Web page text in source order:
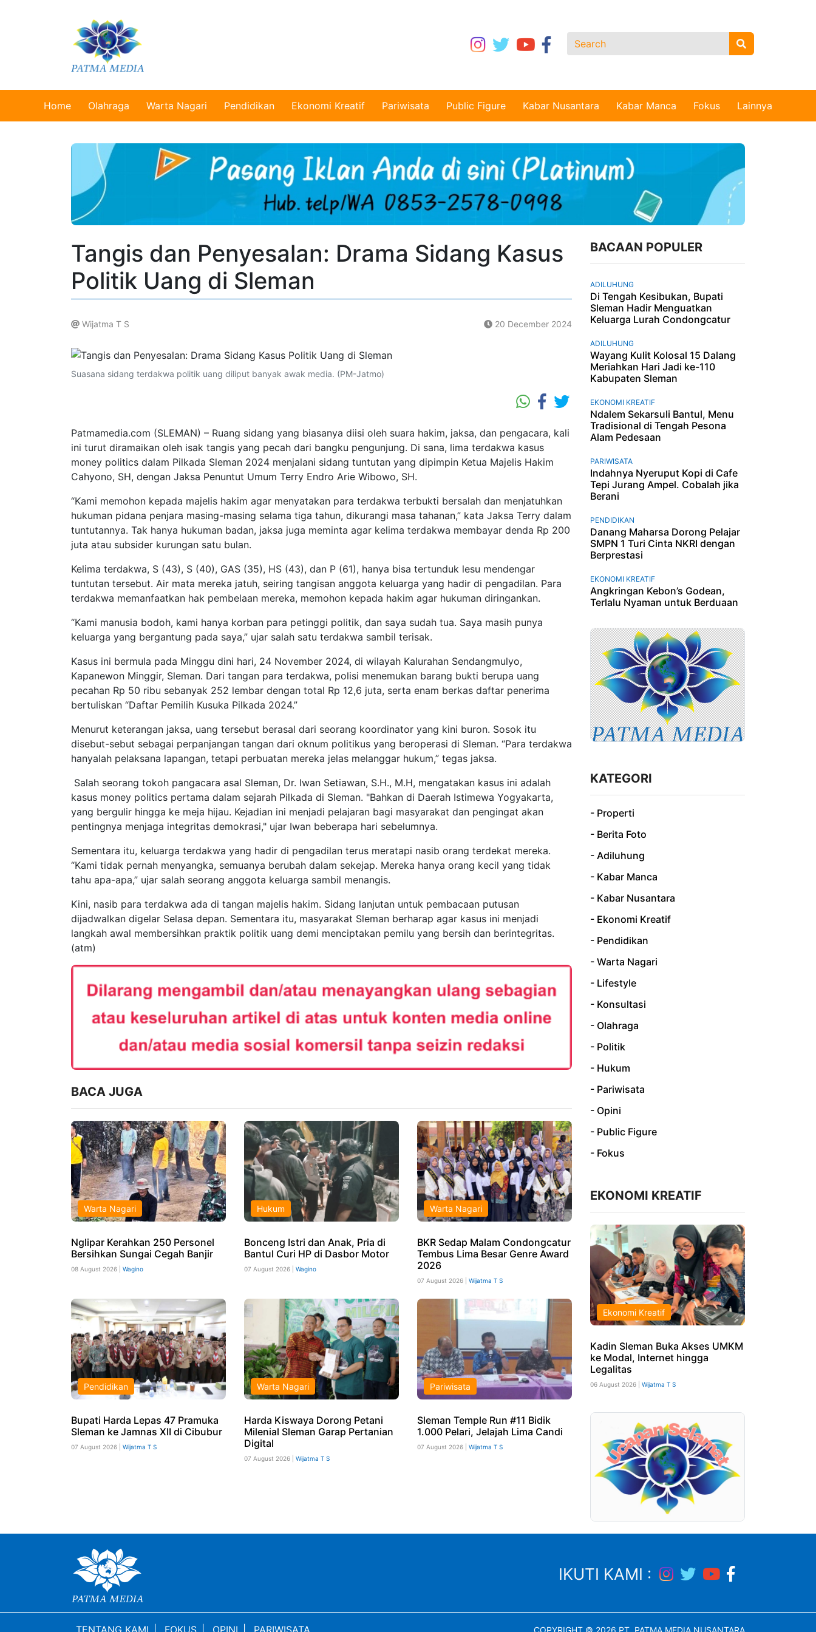
Home Olahraga Warta Nagari Pendidikan Ekonomi Kreatif Pariwisata Public Figure Kabar Nusantara Kabar Manca Fokus Lainnya
Tangis dan Penyesalan: Drama Sidang Kasus
Politik Uang di Sleman
Wijatma T S 20 December 2024
Suasana sidang terdakwa politik uang diliput banyak awak media. (PM-Jatmo)
Patmamedia.com (SLEMAN) – Ruang sidang yang biasanya diisi oleh suara hakim, jaksa, dan pengacara, kali
ini turut diramaikan oleh isak tangis yang pecah dari bangku pengunjung. Di sana, lima terdakwa kasus
money politics dalam Pilkada Sleman 2024 menjalani sidang tuntutan yang dipimpin Ketua Majelis Hakim
Cahyono, SH, dengan Jaksa Penuntut Umum Terry Endro Arie Wibowo, SH.
“Kami memohon kepada majelis hakim agar menyatakan para terdakwa terbukti bersalah dan menjatuhkan
hukuman pidana penjara masing-masing selama tiga tahun, dikurangi masa tahanan,” kata Jaksa Terry dalam
tuntutannya. Tak hanya hukuman badan, jaksa juga meminta agar kelima terdakwa membayar denda Rp 200
juta atau subsider kurungan satu bulan.
Kelima terdakwa, S (43), S (40), GAS (35), HS (43), dan P (61), hanya bisa tertunduk lesu mendengar
tuntutan tersebut. Air mata mereka jatuh, seiring tangisan anggota keluarga yang hadir di pengadilan. Para
terdakwa memanfaatkan hak pembelaan mereka, memohon kepada hakim agar hukuman diringankan.
“Kami manusia bodoh, kami hanya korban para petinggi politik, dan saya sudah tua. Saya masih punya
keluarga yang bergantung pada saya,” ujar salah satu terdakwa sambil terisak.
Kasus ini bermula pada Minggu dini hari, 24 November 2024, di wilayah Kalurahan Sendangmulyo,
Kapanewon Minggir, Sleman. Dari tangan para terdakwa, polisi menemukan barang bukti berupa uang
pecahan Rp 50 ribu sebanyak 252 lembar dengan total Rp 12,6 juta, serta enam berkas daftar penerima
bertuliskan “Daftar Pemilih Kusuka Pilkada 2024.”
Menurut keterangan jaksa, uang tersebut berasal dari seorang koordinator yang kini buron. Sosok itu
disebut-sebut sebagai perpanjangan tangan dari oknum politikus yang beroperasi di Sleman. “Para terdakwa
hanyalah pelaksana lapangan, tetapi perbuatan mereka jelas melanggar hukum,” tegas jaksa.
Salah seorang tokoh pangacara asal Sleman, Dr. Iwan Setiawan, S.H., M.H, mengatakan kasus ini adalah
kasus money politics pertama dalam sejarah Pilkada di Sleman. "Bahkan di Daerah Istimewa Yogyakarta,
yang bergulir hingga ke meja hijau. Kejadian ini menjadi pelajaran bagi masyarakat dan pengingat akan
pentingnya menjaga integritas demokrasi," ujar Iwan beberapa hari sebelumnya.
Sementara itu, keluarga terdakwa yang hadir di pengadilan terus meratapi nasib orang terdekat mereka.
“Kami tidak pernah menyangka, semuanya berubah dalam sekejap. Mereka hanya orang kecil yang tidak
tahu apa-apa,” ujar salah seorang anggota keluarga sambil menangis.
Kini, nasib para terdakwa ada di tangan majelis hakim. Sidang lanjutan untuk pembacaan putusan
dijadwalkan digelar Selasa depan. Sementara itu, masyarakat Sleman berharap agar kasus ini menjadi
langkah awal membersihkan praktik politik uang demi menciptakan pemilu yang bersih dan berintegritas.
(atm)
BACA JUGA
Warta Nagari
Nglipar Kerahkan 250 Personel
Bersihkan Sungai Cegah Banjir
08 August 2026 | Wagino
Hukum
Bonceng Istri dan Anak, Pria di
Bantul Curi HP di Dasbor Motor
07 August 2026 | Wagino
Warta Nagari
BKR Sedap Malam Condongcatur
Tembus Lima Besar Genre Award
2026
07 August 2026 | Wijatma T S
Pendidikan
Bupati Harda Lepas 47 Pramuka
Sleman ke Jamnas XII di Cibubur
07 August 2026 | Wijatma T S
Warta Nagari
Harda Kiswaya Dorong Petani
Milenial Sleman Garap Pertanian
Digital
07 August 2026 | Wijatma T S
Pariwisata
Sleman Temple Run #11 Bidik
1.000 Pelari, Jelajah Lima Candi
07 August 2026 | Wijatma T S
BACAAN POPULER
ADILUHUNG
Di Tengah Kesibukan, Bupati
Sleman Hadir Menguatkan
Keluarga Lurah Condongcatur
ADILUHUNG
Wayang Kulit Kolosal 15 Dalang
Meriahkan Hari Jadi ke-110
Kabupaten Sleman
EKONOMI KREATIF
Ndalem Sekarsuli Bantul, Menu
Tradisional di Tengah Pesona
Alam Pedesaan
PARIWISATA
Indahnya Nyeruput Kopi di Cafe
Tepi Jurang Ampel. Cobalah jika
Berani
PENDIDIKAN
Danang Maharsa Dorong Pelajar
SMPN 1 Turi Cinta NKRI dengan
Berprestasi
EKONOMI KREATIF
Angkringan Kebon’s Godean,
Terlalu Nyaman untuk Berduaan
KATEGORI
- Properti
- Berita Foto
- Adiluhung
- Kabar Manca
- Kabar Nusantara
- Ekonomi Kreatif
- Pendidikan
- Warta Nagari
- Lifestyle
- Konsultasi
- Olahraga
- Politik
- Hukum
- Pariwisata
- Opini
- Public Figure
- Fokus
EKONOMI KREATIF
Ekonomi Kreatif
Kadin Sleman Buka Akses UMKM
ke Modal, Internet hingga
Legalitas
06 August 2026 | Wijatma T S
IKUTI KAMI :
TENTANG KAMI FOKUS OPINI PARIWISATA COPYRIGHT © 2026 PT. PATMA MEDIA NUSANTARA